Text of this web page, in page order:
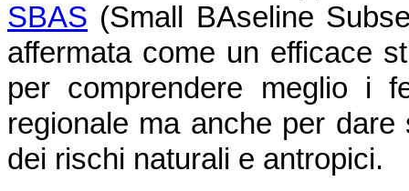
SBAS (Small BAseline
affermata come un efficace
per comprendere meglio i
regionale ma anche per
dei rischi naturali e antropici.